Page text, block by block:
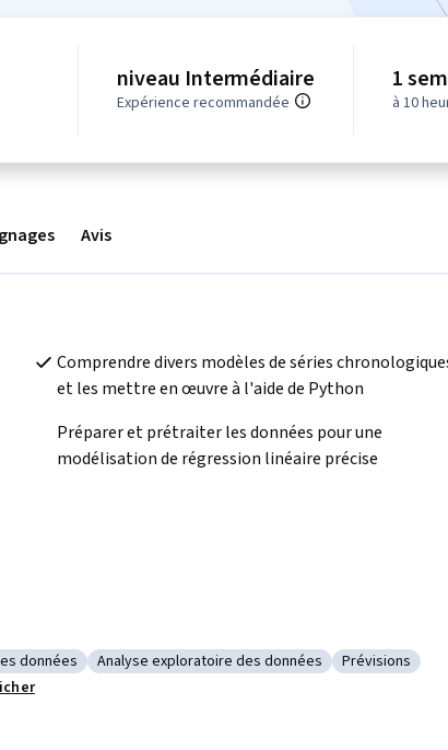
niveau Intermédiaire
Expérience recommandée
1
à 10
Avis
Comprendre divers modèles de séries
et les mettre en œuvre à l'aide de Python
Préparer et prétraiter les données pour une
modélisation de régression linéaire précise
des données
données Catégorie : Analyse exploratoire des données
Analyse exploratoire des données Catégorie :
Prévisions